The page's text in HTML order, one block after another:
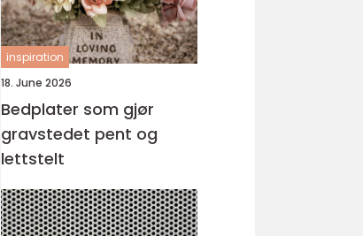
inspiration
18. June 2026
Bedplater som gjør
gravstedet pent og
lettstelt